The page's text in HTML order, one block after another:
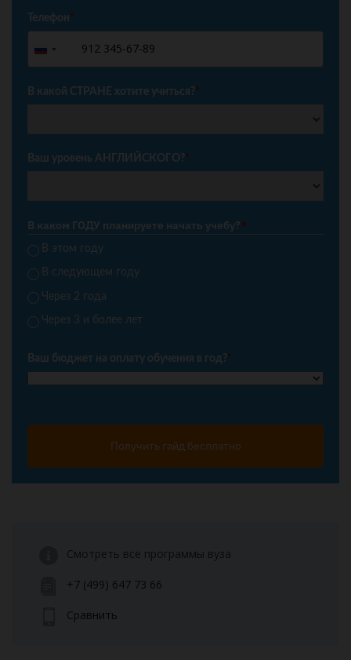
Телефон*
Russia
+7
В какой СТРАНЕ хотите учиться?*
Ваш уровень АНГЛИЙСКОГО?*
В каком ГОДУ планируете начать учебу?*
В этом году
В следующем году
Через 2 года
Через 3 и более лет
Ваш бюджет на оплату обучения в год?*
Получить гайд бесплатно
Смотреть все программы вуза
+7 (499) 647 73 66
Сравнить